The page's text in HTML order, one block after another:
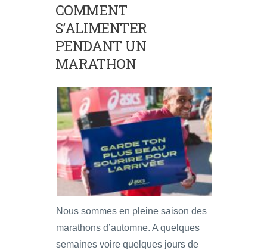
COMMENT
S’ALIMENTER
PENDANT UN
MARATHON
Nous sommes en pleine saison des
marathons d’automne. A quelques
semaines voire quelques jours de